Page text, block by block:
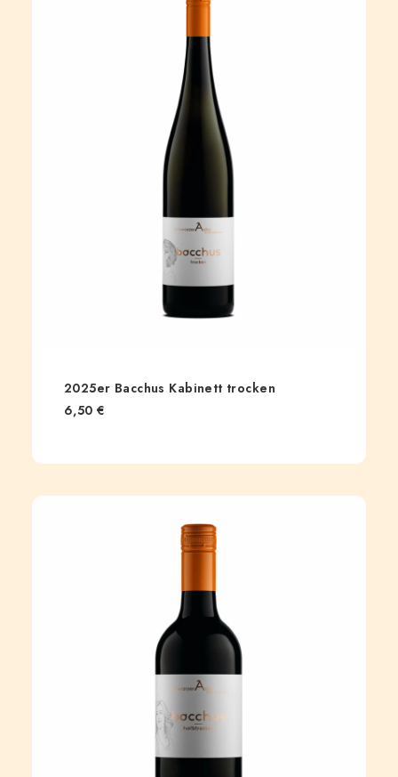
2025er Bacchus Kabinett trocken
6,50€